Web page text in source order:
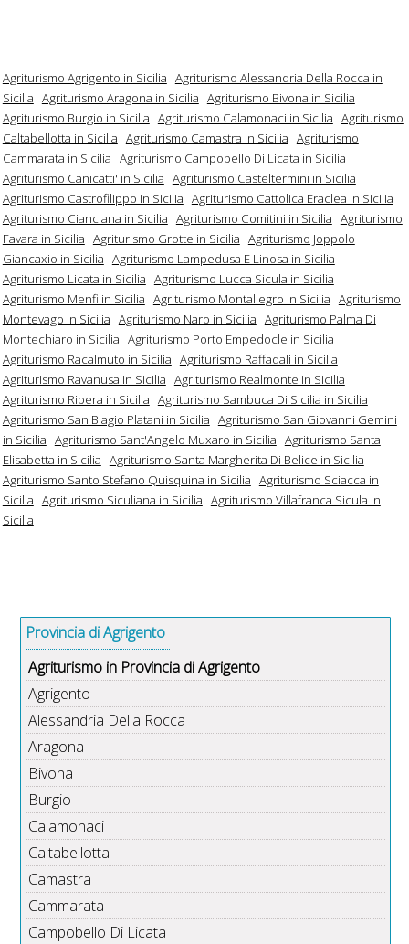
Agriturismo Agrigento in Sicilia Agriturismo Alessandria Della Rocca in
Sicilia Agriturismo Aragona in Sicilia Agriturismo Bivona in Sicilia
Agriturismo Burgio in Sicilia Agriturismo Calamonaci in Sicilia Agriturismo
Caltabellotta in Sicilia Agriturismo Camastra in Sicilia Agriturismo
Cammarata in Sicilia Agriturismo Campobello Di Licata in Sicilia
Agriturismo Canicatti' in Sicilia Agriturismo Casteltermini in Sicilia
Agriturismo Castrofilippo in Sicilia Agriturismo Cattolica Eraclea in Sicilia
Agriturismo Cianciana in Sicilia Agriturismo Comitini in Sicilia Agriturismo
Favara in Sicilia Agriturismo Grotte in Sicilia Agriturismo Joppolo
Giancaxio in Sicilia Agriturismo Lampedusa E Linosa in Sicilia
Agriturismo Licata in Sicilia Agriturismo Lucca Sicula in Sicilia
Agriturismo Menfi in Sicilia Agriturismo Montallegro in Sicilia Agriturismo
Montevago in Sicilia Agriturismo Naro in Sicilia Agriturismo Palma Di
Montechiaro in Sicilia Agriturismo Porto Empedocle in Sicilia
Agriturismo Racalmuto in Sicilia Agriturismo Raffadali in Sicilia
Agriturismo Ravanusa in Sicilia Agriturismo Realmonte in Sicilia
Agriturismo Ribera in Sicilia Agriturismo Sambuca Di Sicilia in Sicilia
Agriturismo San Biagio Platani in Sicilia Agriturismo San Giovanni Gemini
in Sicilia Agriturismo Sant'Angelo Muxaro in Sicilia Agriturismo Santa
Elisabetta in Sicilia Agriturismo Santa Margherita Di Belice in Sicilia
Agriturismo Santo Stefano Quisquina in Sicilia Agriturismo Sciacca in
Sicilia Agriturismo Siculiana in Sicilia Agriturismo Villafranca Sicula in
Sicilia
Provincia di Agrigento
Agriturismo in Provincia di Agrigento
Agrigento
Alessandria Della Rocca
Aragona
Bivona
Burgio
Calamonaci
Caltabellotta
Camastra
Cammarata
Campobello Di Licata